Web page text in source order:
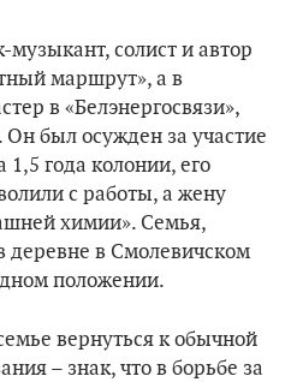
музыкант, солист и автор
маршрут», а в
в «Белэнергосвязи»,
был осужден за участие
1,5 года колонии, его
с работы, а жену
химии». Семья,
деревне в Смолевичском
положении.
вернуться к обычной
– знак, что в борьбе за